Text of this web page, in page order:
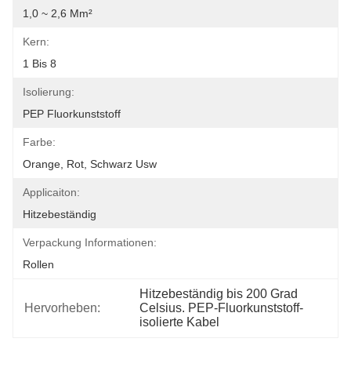
1,0 ~ 2,6 Mm²
Kern:
1 Bis 8
Isolierung:
PEP Fluorkunststoff
Farbe:
Orange, Rot, Schwarz Usw
Applicaiton:
Hitzebeständig
Verpackung Informationen:
Rollen
Hervorheben:
Hitzebeständig bis 200 Grad
Celsius. PEP-Fluorkunststoff-
isolierte Kabel